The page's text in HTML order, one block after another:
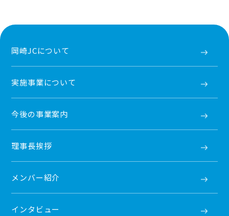
岡崎JCについて
実施事業について
今後の事業案内
理事長挨拶
メンバー紹介
インタビュー